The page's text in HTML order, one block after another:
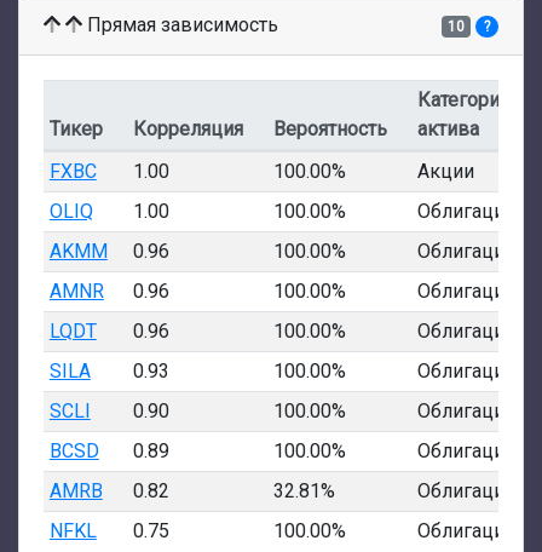
Прямая зависимость 10 ?
Тикер Корреляция Вероятность
Категория
актива
FXBC
1.00 100.00%
Акции
OLIQ
1.00 100.00%
Облигации
AKMM
0.96 100.00%
Облигации
AMNR
0.96 100.00%
Облигации
LQDT
0.96 100.00%
Облигации
SILA
0.93 100.00%
Облигации
SCLI
0.90 100.00%
Облигации
BCSD
0.89 100.00%
Облигации
AMRB
0.82 32.81%
Облигации
NFKL
0.75 100.00% Облигации